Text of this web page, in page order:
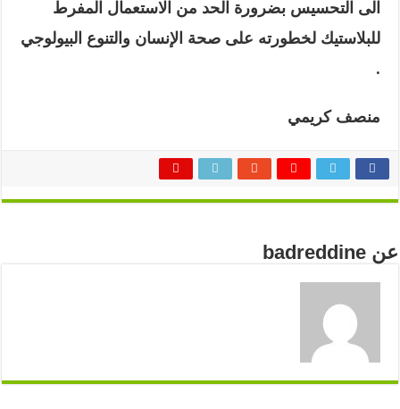
الى التحسيس بضرورة الحد من الاستعمال المفرط
للبلاستيك لخطورته على صحة الإنسان والتنوع البيولوجي
.
منصف كريمي
عن badreddine